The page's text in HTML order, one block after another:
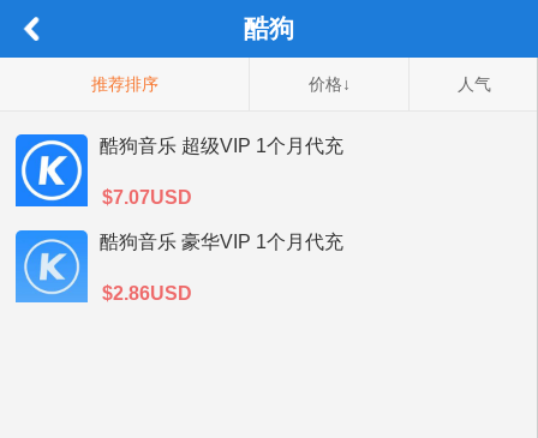
酷狗
推荐排序 价格↓ 人气
酷狗音乐 超级VIP 1个月代充
$7.07USD
酷狗音乐 豪华VIP 1个月代充
$2.86USD